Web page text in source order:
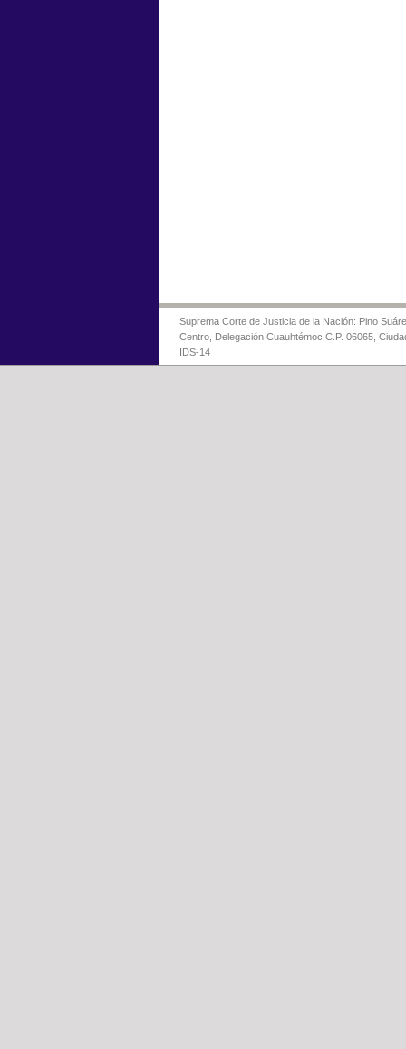
Suprema Corte de Justicia de la Nación: Pino
Centro, Delegación Cuauhtémoc C.P. 06065,
IDS-14